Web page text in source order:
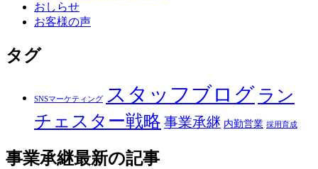
おしらせ
お客様の声
タグ
SNSマーケティング スタッフブログ ラン
チェスター戦略 事業承継 内勤営業 採用育成
事業承継最新の記事